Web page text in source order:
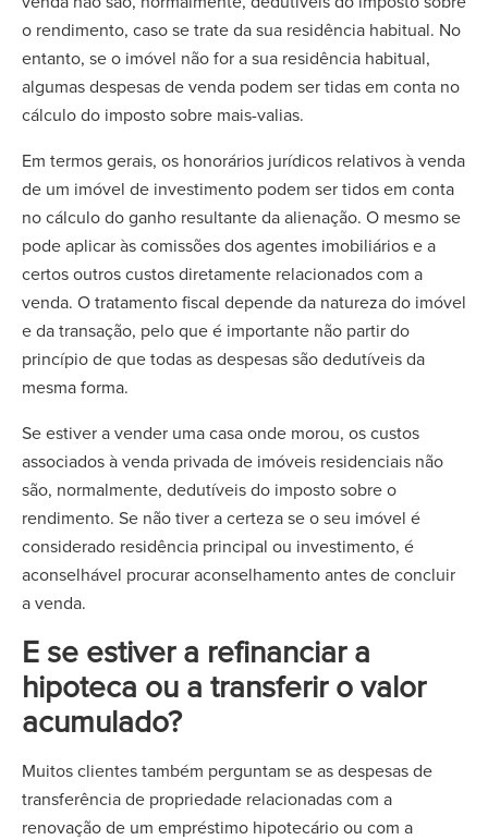
o rendimento, caso se trate da sua residência habitual. No
entanto, se o imóvel não for a sua residência habitual,
algumas despesas de venda podem ser tidas em conta no
cálculo do imposto sobre mais-valias.
Em termos gerais, os honorários jurídicos relativos à venda
de um imóvel de investimento podem ser tidos em conta
no cálculo do ganho resultante da alienação. O mesmo se
pode aplicar às comissões dos agentes imobiliários e a
certos outros custos diretamente relacionados com a
venda. O tratamento fiscal depende da natureza do imóvel
e da transação, pelo que é importante não partir do
princípio de que todas as despesas são dedutíveis da
mesma forma.
Se estiver a vender uma casa onde morou, os custos
associados à venda privada de imóveis residenciais não
são, normalmente, dedutíveis do imposto sobre o
rendimento. Se não tiver a certeza se o seu imóvel é
considerado residência principal ou investimento, é
aconselhável procurar aconselhamento antes de concluir
a venda.
E se estiver a refinanciar a
hipoteca ou a transferir o valor
acumulado?
Muitos clientes também perguntam se as despesas de
transferência de propriedade relacionadas com a
renovação de um empréstimo hipotecário ou com a